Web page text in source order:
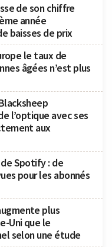
de son chiffre
année
baisses de prix
le taux de
âgées n’est plus
l’optique avec ses
aux
Spotify : de
pour les abonnés
plus
Uni que le
selon une étude